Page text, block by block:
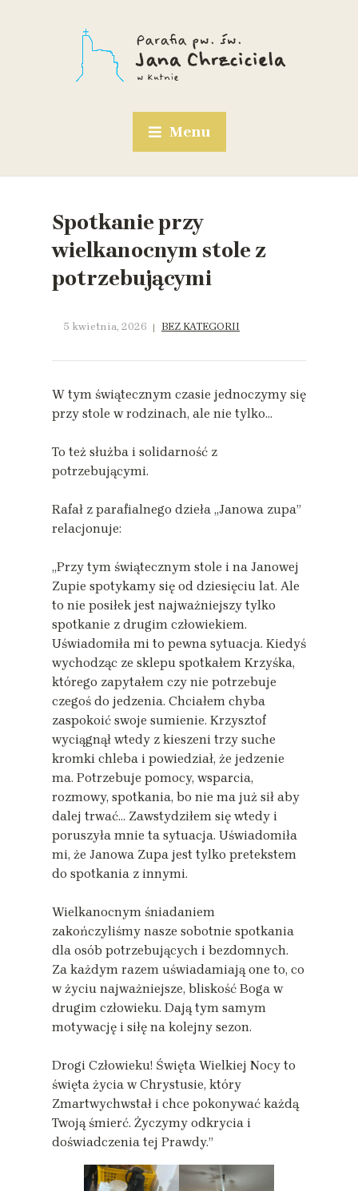
Menu
Spotkanie przy
wielkanocnym stole z
potrzebującymi
5 kwietnia, 2026 BEZ KATEGORII
W tym świątecznym czasie jednoczymy się
przy stole w rodzinach, ale nie tylko…
To też służba i solidarność z
potrzebującymi.
Rafał z parafialnego dzieła „Janowa zupa”
relacjonuje:
„Przy tym świątecznym stole i na Janowej
Zupie spotykamy się od dziesięciu lat. Ale
to nie posiłek jest najważniejszy tylko
spotkanie z drugim człowiekiem.
Uświadomiła mi to pewna sytuacja. Kiedyś
wychodząc ze sklepu spotkałem Krzyśka,
którego zapytałem czy nie potrzebuje
czegoś do jedzenia. Chciałem chyba
zaspokoić swoje sumienie. Krzysztof
wyciągnął wtedy z kieszeni trzy suche
kromki chleba i powiedział, że jedzenie
ma. Potrzebuje pomocy, wsparcia,
rozmowy, spotkania, bo nie ma już sił aby
dalej trwać… Zawstydziłem się wtedy i
poruszyła mnie ta sytuacja. Uświadomiła
mi, że Janowa Zupa jest tylko pretekstem
do spotkania z innymi.
Wielkanocnym śniadaniem
zakończyliśmy nasze sobotnie spotkania
dla osób potrzebujących i bezdomnych.
Za każdym razem uświadamiają one to, co
w życiu najważniejsze, bliskość Boga w
drugim człowieku. Dają tym samym
motywację i siłę na kolejny sezon.
Drogi Człowieku! Święta Wielkiej Nocy to
święta życia w Chrystusie, który
Zmartwychwstał i chce pokonywać każdą
Twoją śmierć. Życzymy odkrycia i
doświadczenia tej Prawdy.”